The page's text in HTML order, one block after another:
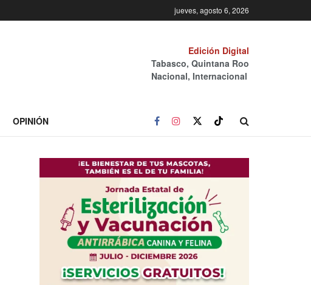
jueves, agosto 6, 2026
Edición Digital
Tabasco, Quintana Roo
Nacional, Internacional
OPINIÓN